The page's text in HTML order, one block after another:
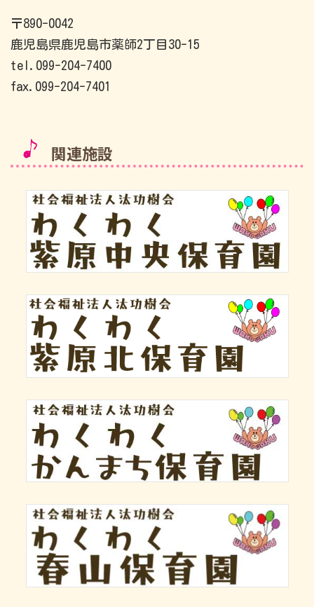
〒890-0042
鹿児島県鹿児島市薬師2丁目30-15
tel.099-204-7400
fax.099-204-7401
関連施設